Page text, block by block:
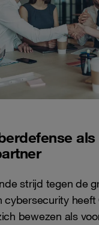
als
strijd tegen de
cybersecurity heeft
bewezen als